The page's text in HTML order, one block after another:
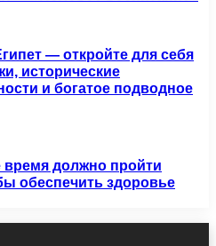
— откройте для себя
исторические
и богатое подводное
время должно пройти
обеспечить здоровье